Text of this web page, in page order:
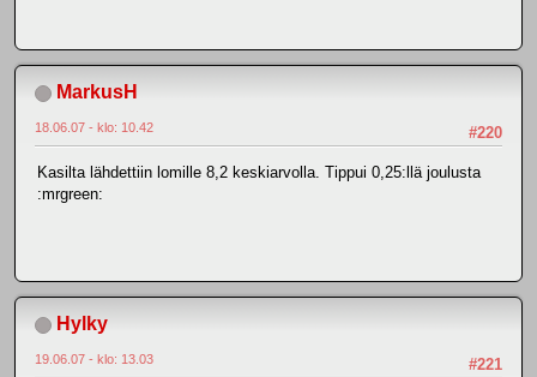
MarkusH
#220
18.06.07 - klo: 10.42
Kasilta lähdettiin lomille 8,2 keskiarvolla. Tippui 0,25:llä joulusta
:mrgreen:
Hylky
#221
19.06.07 - klo: 13.03